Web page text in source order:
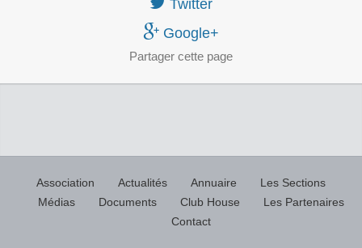
Twitter
Google+
Partager cette page
Association Actualités Annuaire
Les Sections
Médias
Documents Club House
Les Partenaires
Contact